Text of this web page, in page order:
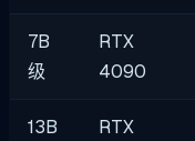
7B
级
RTX
4090
13B
RTX